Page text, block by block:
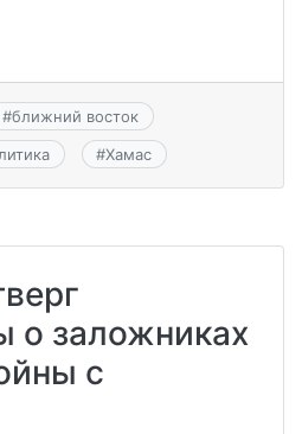
#ближний восток
#Хамас
о заложниках
с